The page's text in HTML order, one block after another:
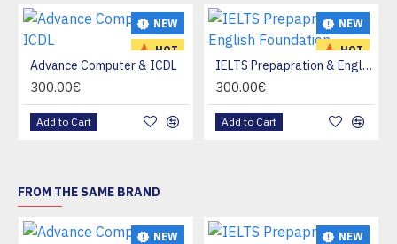
NEW
HOT
Advance Computer & ICDL
300.00€
Add to Cart
NEW
HOT
IELTS Prepapration & English Foundation
300.00€
Add to Cart
FROM THE SAME BRAND
NEW NEW